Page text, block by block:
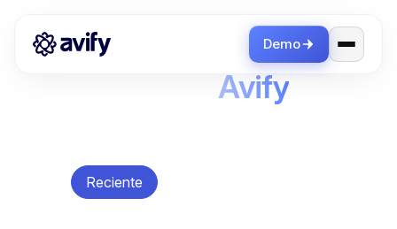
Demo
Blog deAvify
Reciente